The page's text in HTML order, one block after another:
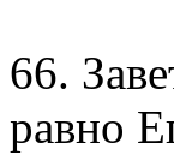
66.
равно